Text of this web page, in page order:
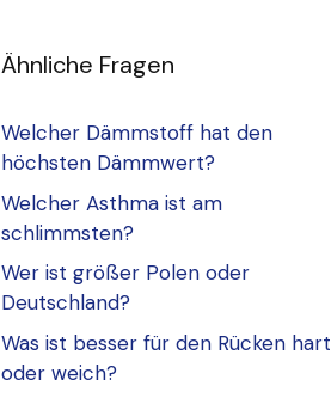
Ähnliche Fragen
Welcher Dämmstoff hat den
höchsten Dämmwert?
Welcher Asthma ist am
schlimmsten?
Wer ist größer Polen oder
Deutschland?
Was ist besser für den Rücken hart
oder weich?